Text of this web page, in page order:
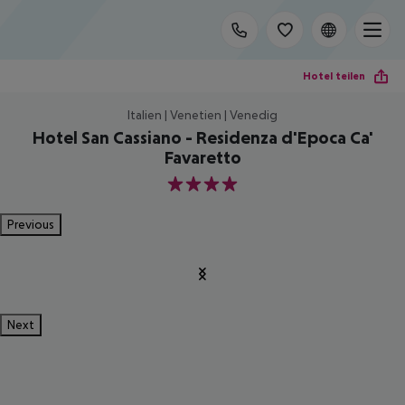
Hotel teilen
Italien | Venetien | Venedig
Hotel San Cassiano - Residenza d'Epoca Ca'
Favaretto
4
Previous
Next